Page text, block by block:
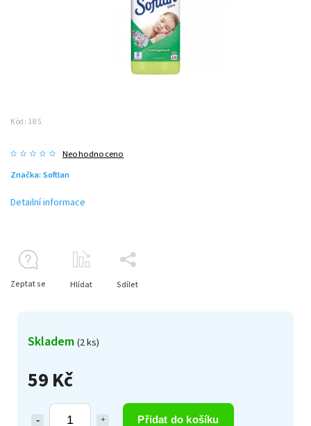
Kód: 185
Neohodnoceno
Značka: Softlan
59 Kč
Přidat do košíku
Skladem (2 ks)
Detailní informace
Zeptat se Hlídat Sdílet